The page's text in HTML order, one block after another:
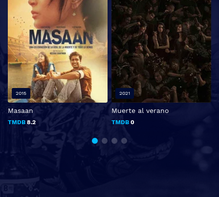
Masaan
TMDB 8.2
2015
Muerte al verano
TMDB 0
2021